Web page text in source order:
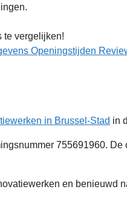
te vergelijken!
Openingstijden
in Brussel-Stad in
755691960.
en benieuwd